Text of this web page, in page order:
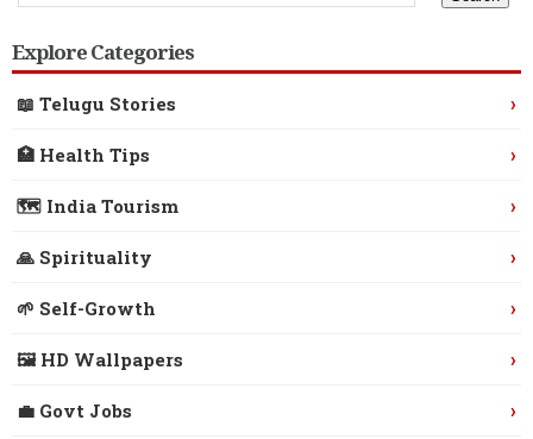
Explore Categories
📖 Telugu Stories ›
🏥 Health Tips ›
🗺️ India Tourism ›
🙏 Spirituality ›
🌱 Self-Growth ›
🖼️ HD Wallpapers ›
💼 Govt Jobs ›